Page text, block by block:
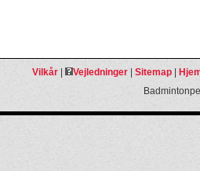
Vilkår| Vejledninger| Sitemap|